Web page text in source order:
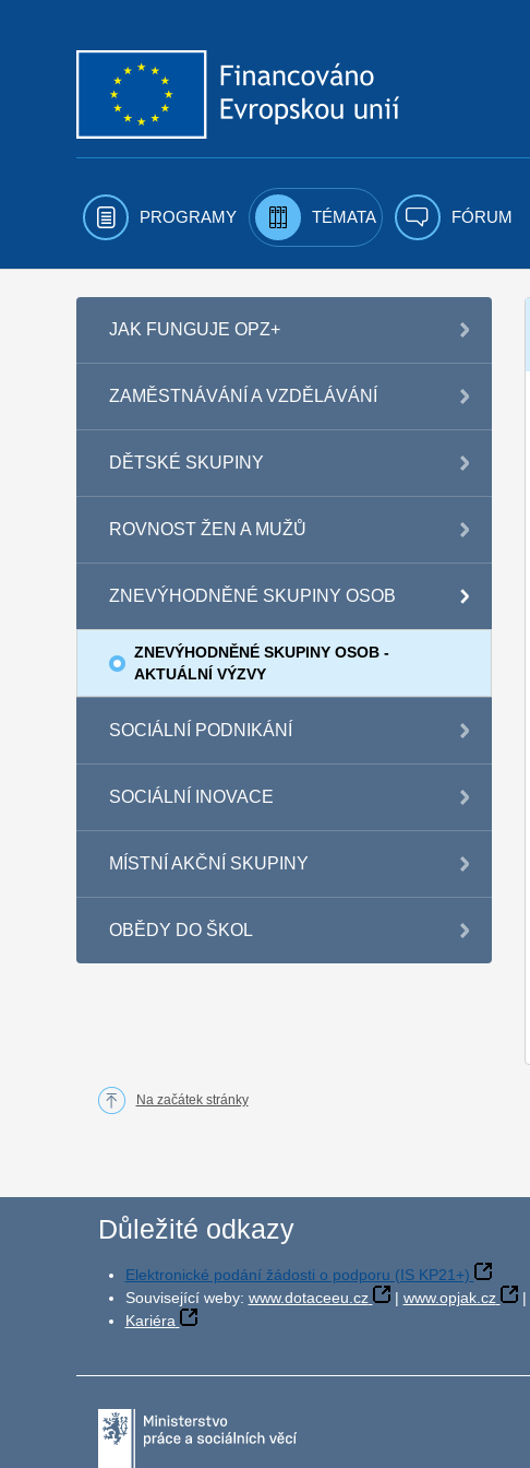
PROGRAMY TÉMATA FÓRUM
JAK FUNGUJE OPZ+
ZAMĚSTNÁVÁNÍ A VZDĚLÁVÁNÍ
DĚTSKÉ SKUPINY
ROVNOST ŽEN A MUŽŮ
ZNEVÝHODNĚNÉ SKUPINY OSOB
ZNEVÝHODNĚNÉ SKUPINY OSOB -
AKTUÁLNÍ VÝZVY
SOCIÁLNÍ PODNIKÁNÍ
SOCIÁLNÍ INOVACE
MÍSTNÍ AKČNÍ SKUPINY
OBĚDY DO ŠKOL
Na začátek stránky
Důležité odkazy
Elektronické podání žádosti o podporu (IS KP21+)
Související weby: www.dotaceeu.cz | www.opjak.cz |
Kariéra